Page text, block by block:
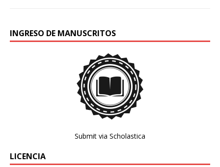
INGRESO DE MANUSCRITOS
Submit via Scholastica
LICENCIA